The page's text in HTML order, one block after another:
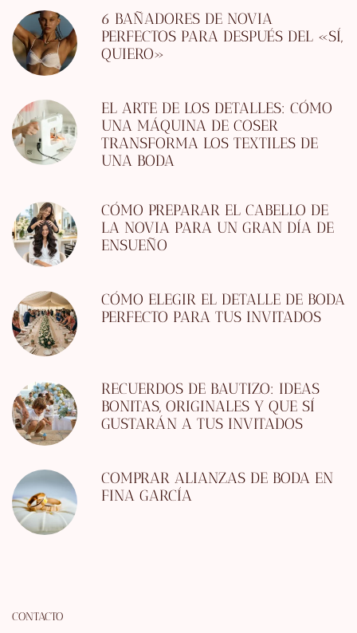
6 BAÑADORES DE NOVIA
PERFECTOS PARA DESPUÉS DEL «SÍ,
QUIERO»
EL ARTE DE LOS DETALLES: CÓMO
UNA MÁQUINA DE COSER
TRANSFORMA LOS TEXTILES DE
UNA BODA
CÓMO PREPARAR EL CABELLO DE
LA NOVIA PARA UN GRAN DÍA DE
ENSUEÑO
CÓMO ELEGIR EL DETALLE DE BODA
PERFECTO PARA TUS INVITADOS
RECUERDOS DE BAUTIZO: IDEAS
BONITAS, ORIGINALES Y QUE SÍ
GUSTARÁN A TUS INVITADOS
COMPRAR ALIANZAS DE BODA EN
FINA GARCÍA
CONTACTO